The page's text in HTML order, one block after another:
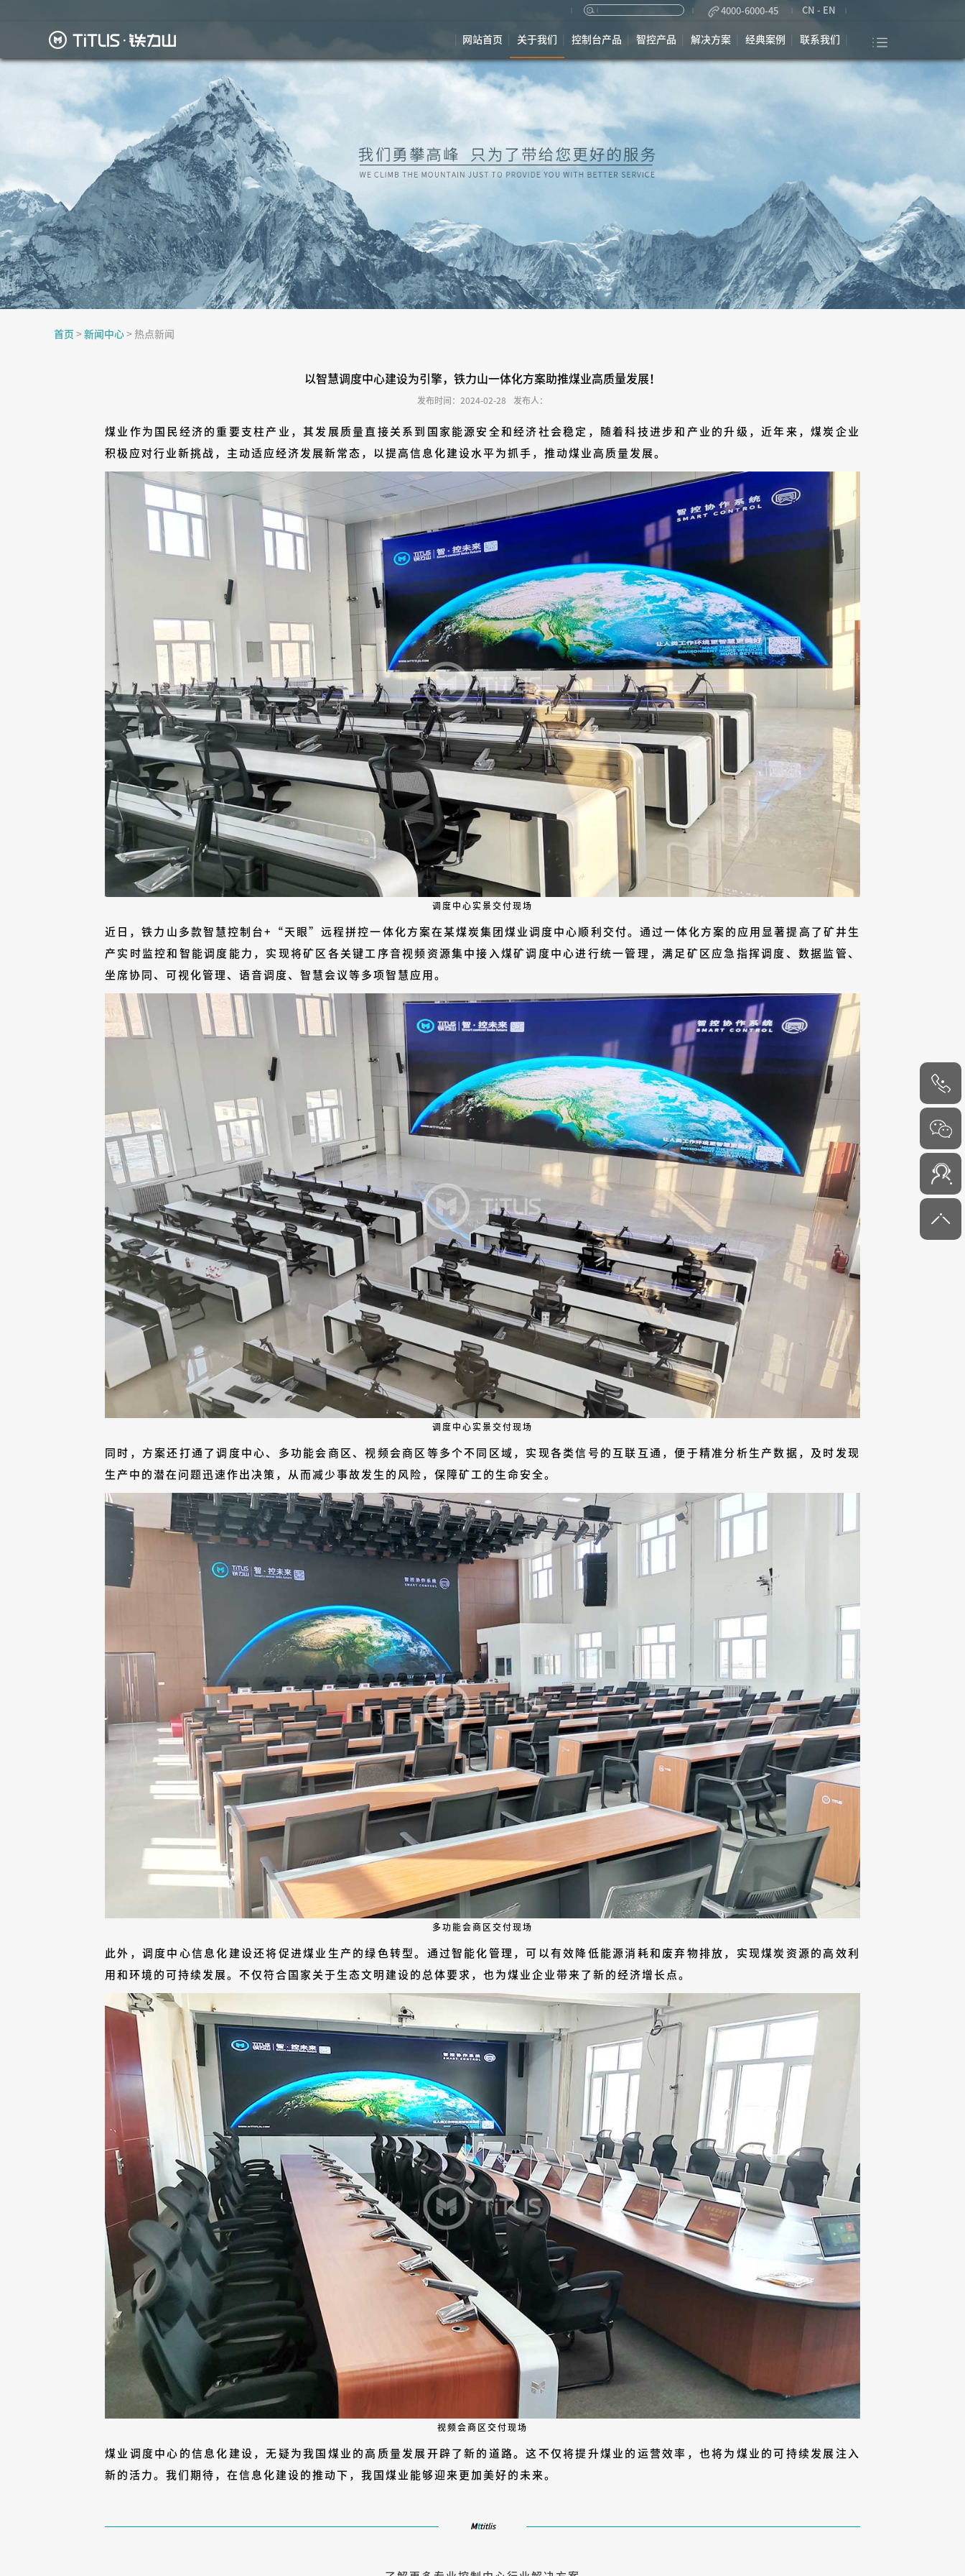
4000-6000-45 CN - EN
网站首页 关于我们 控制台产品 智控产品 解决方案 经典案例 联系我们
首页 > 新闻中心> 热点新闻
以智慧调度中心建设为引擎，铁力山一体化方案助推煤业高质量发展！
发布时间：2024-02-28 发布人：
煤业作为国民经济的重要支柱产业，其发展质量直接关系到国家能源安全和经济社会稳定，随着科技进步和产业的升级，近年来，煤炭企业
积极应对行业新挑战，主动适应经济发展新常态，以提高信息化建设水平为抓手，推动煤业高质量发展。
调度中心实景交付现场
近日，铁力山多款智慧控制台+“天眼”远程拼控一体化方案在某煤炭集团煤业调度中心顺利交付。通过一体化方案的应用显著提高了矿井生
产实时监控和智能调度能力，实现将矿区各关键工序音视频资源集中接入煤矿调度中心进行统一管理，满足矿区应急指挥调度、数据监管、
坐席协同、可视化管理、语音调度、智慧会议等多项智慧应用。
调度中心实景交付现场
同时，方案还打通了调度中心、多功能会商区、视频会商区等多个不同区域，实现各类信号的互联互通，便于精准分析生产数据，及时发现
生产中的潜在问题迅速作出决策，从而减少事故发生的风险，保障矿工的生命安全。
多功能会商区交付现场
此外，调度中心信息化建设还将促进煤业生产的绿色转型。通过智能化管理，可以有效降低能源消耗和废弃物排放，实现煤炭资源的高效利
用和环境的可持续发展。不仅符合国家关于生态文明建设的总体要求，也为煤业企业带来了新的经济增长点。
视频会商区交付现场
煤业调度中心的信息化建设，无疑为我国煤业的高质量发展开辟了新的道路。这不仅将提升煤业的运营效率，也将为煤业的可持续发展注入
新的活力。我们期待，在信息化建设的推动下，我国煤业能够迎来更加美好的未来。
Mttitlis
4000-
6000-45